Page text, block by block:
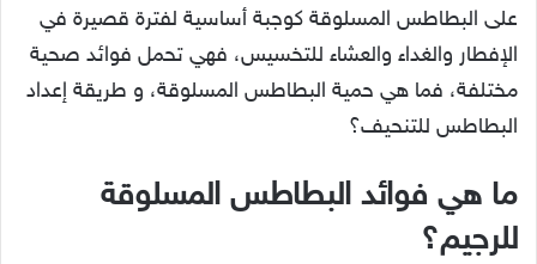
على البطاطس المسلوقة كوجبة أساسية لفترة قصيرة في
الإفطار والغداء والعشاء للتخسيس، فهي تحمل فوائد صحية
مختلفة، فما هي حمية البطاطس المسلوقة، و طريقة إعداد
البطاطس للتنحيف؟
ما هي فوائد البطاطس المسلوقة
للرجيم؟